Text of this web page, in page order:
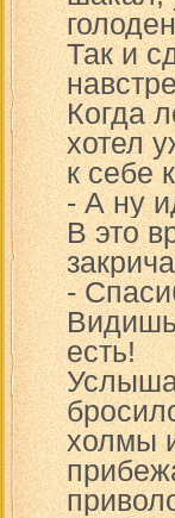
Так и
Когда
хотел
к себе
- А ну
В это
-
есть!
холмы